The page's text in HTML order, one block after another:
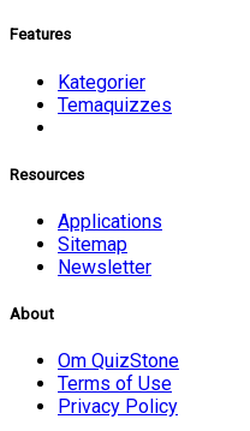
Features
Kategorier
Temaquizzes
Resources
Applications
Sitemap
Newsletter
About
Om QuizStone
Terms of Use
Privacy Policy